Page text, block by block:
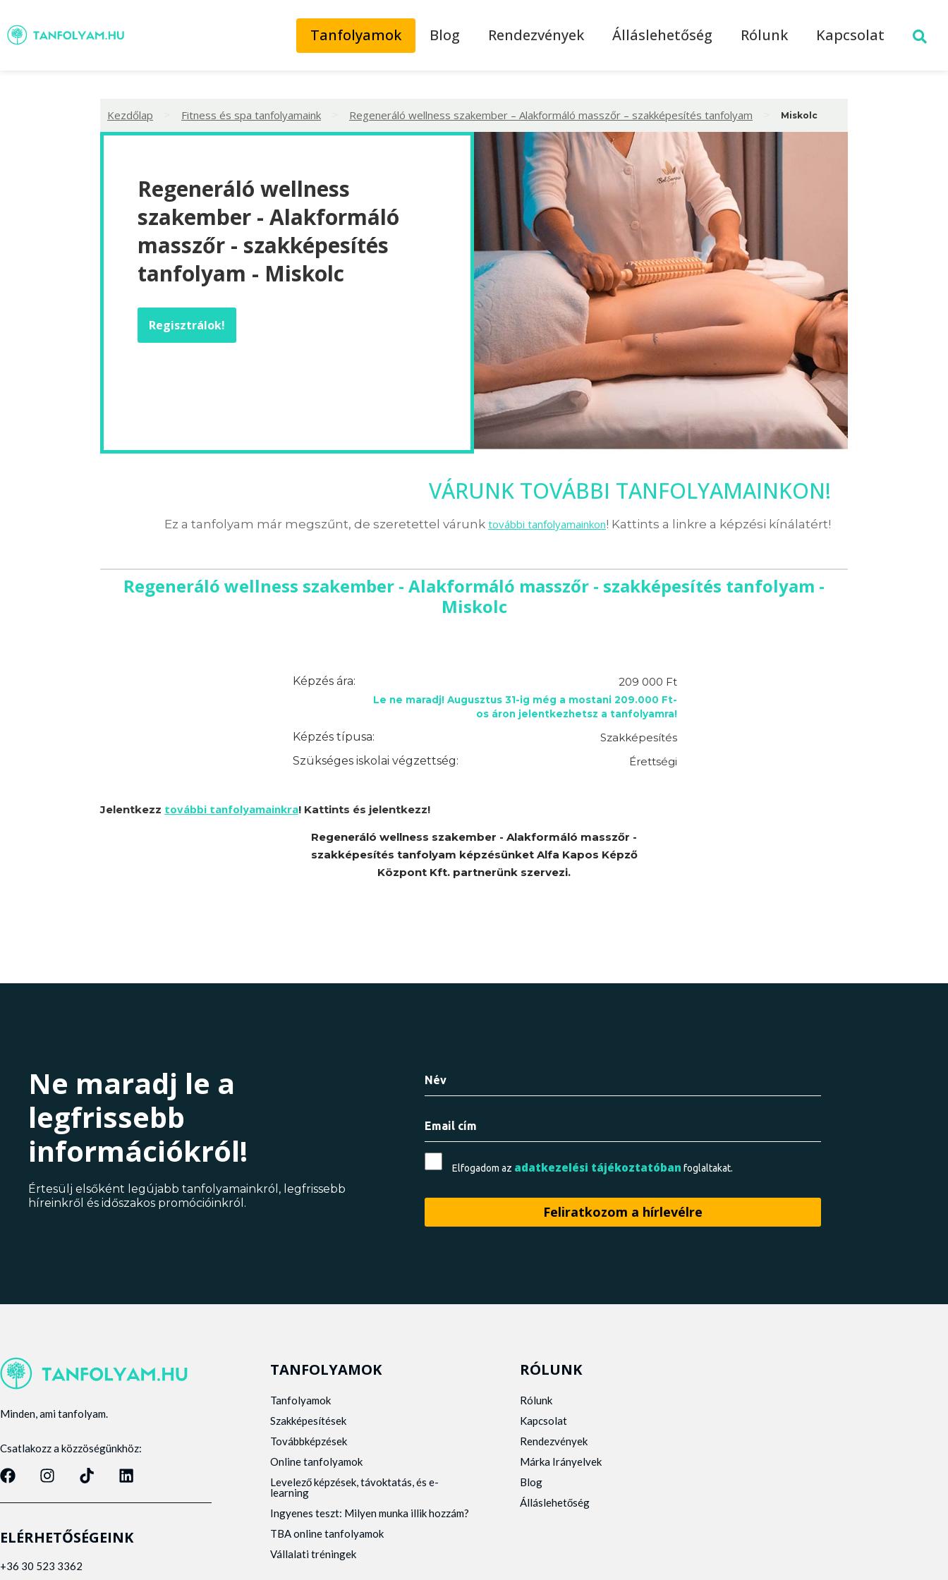
Tanfolyamok Blog Rendezvények Álláslehetőség Rólunk Kapcsolat
Kezdőlap Fitness és spa tanfolyamaink Regeneráló wellness szakember – Alakformáló masszőr – szakképesítés tanfolyam Miskolc
Regeneráló wellness
szakember - Alakformáló
masszőr - szakképesítés
tanfolyam - Miskolc
Regisztrálok!
VÁRUNK TOVÁBBI TANFOLYAMAINKON!
Ez a tanfolyam már megszűnt, de szeretettel várunk további tanfolyamainkon! Kattints a linkre a képzési kínálatért!
Regeneráló wellness szakember - Alakformáló masszőr - szakképesítés tanfolyam -
Miskolc
Képzés ára: 209 000 Ft
Le ne maradj! Augusztus 31-ig még a mostani 209.000 Ft-
os áron jelentkezhetsz a tanfolyamra!
Képzés típusa:
Szakképesítés
Szükséges iskolai végzettség:
Érettségi
Jelentkezz további tanfolyamainkra! Kattints és jelentkezz!
Regeneráló wellness szakember - Alakformáló masszőr -
szakképesítés tanfolyam képzésünket Alfa Kapos Képző
Központ Kft. partnerünk szervezi.
Ne maradj le a
legfrissebb
információkról!
Értesülj elsőként legújabb tanfolyamainkról, legfrissebb
híreinkről és időszakos promócióinkról.
Elfogadom az adatkezelési tájékoztatóban foglaltakat.
Minden, ami tanfolyam.
Csatlakozz a közzöségünkhöz:
ELÉRHETŐSÉGEINK
+36 30 523 3362
TANFOLYAMOK
Tanfolyamok
Szakképesítések
Továbbképzések
Online tanfolyamok
Levelező képzések, távoktatás, és e-
learning
Ingyenes teszt: Milyen munka illik hozzám?
TBA online tanfolyamok
Vállalati tréningek
RÓLUNK
Rólunk
Kapcsolat
Rendezvények
Márka Irányelvek
Blog
Álláslehetőség